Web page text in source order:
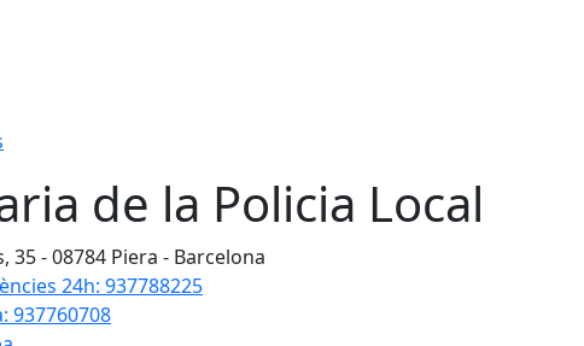
de la Policia Local
35 - 08784 Piera - Barcelona
24h: 937788225
937760708